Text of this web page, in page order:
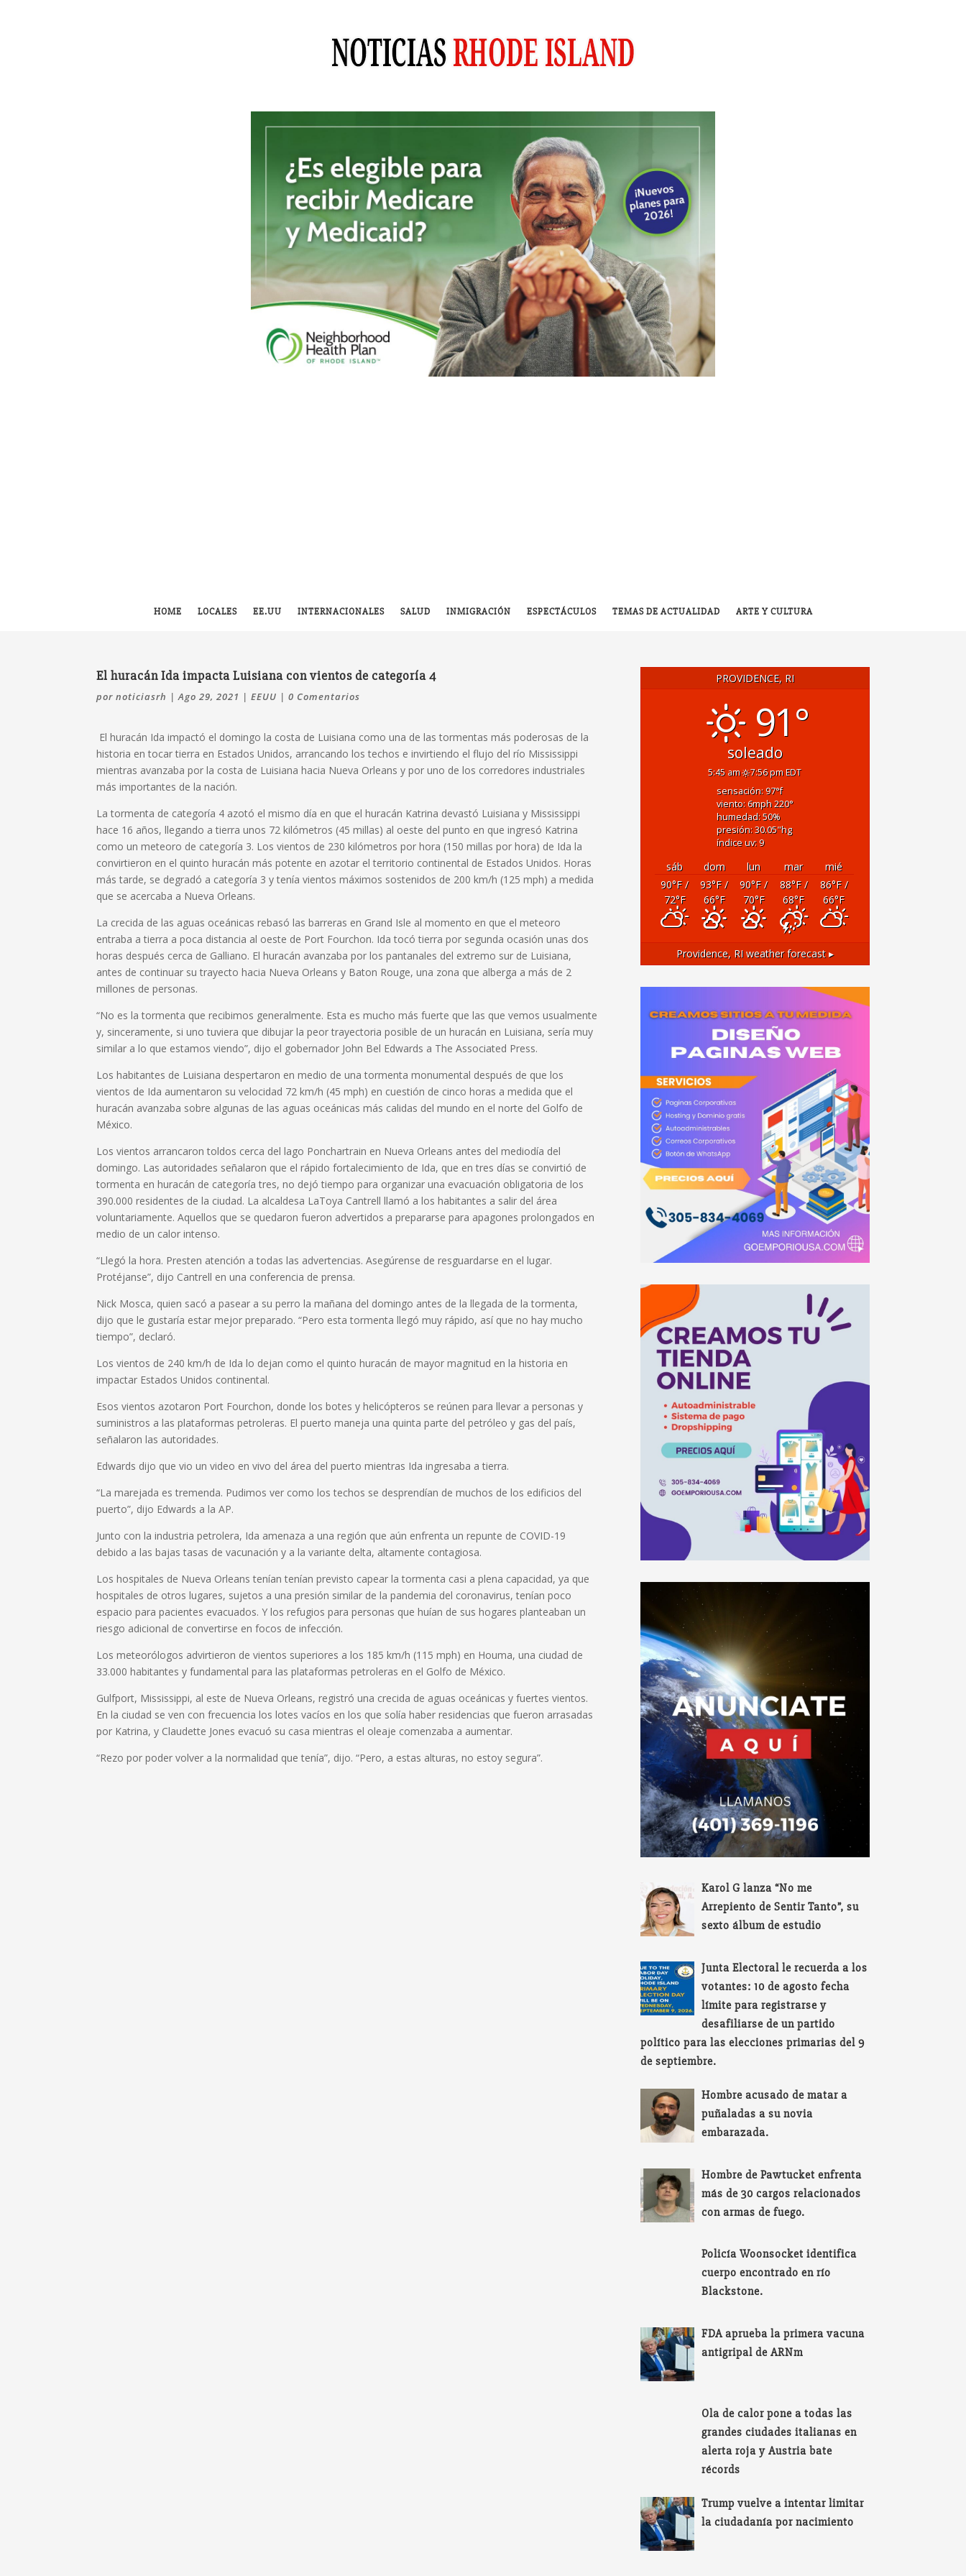
HOME LOCALES EE.UU INTERNACIONALES SALUD INMIGRACIÓN ESPECTÁCULOS TEMAS DE ACTUALIDAD ARTE Y CULTURA
El huracán Ida impacta Luisiana con vientos de categoría 4
pornoticiasrh |Ago 29, 2021 |EEUU |0 Comentarios
El huracán Ida impactó el domingo la costa de Luisiana como una de las tormentas más poderosas de la
historia en tocar tierra en Estados Unidos, arrancando los techos e invirtiendo el flujo del río Mississippi
mientras avanzaba por la costa de Luisiana hacia Nueva Orleans y por uno de los corredores industriales
más importantes de la nación.
La tormenta de categoría 4 azotó el mismo día en que el huracán Katrina devastó Luisiana y Mississippi
hace 16 años, llegando a tierra unos 72 kilómetros (45 millas) al oeste del punto en que ingresó Katrina
como un meteoro de categoría 3. Los vientos de 230 kilómetros por hora (150 millas por hora) de Ida la
convirtieron en el quinto huracán más potente en azotar el territorio continental de Estados Unidos. Horas
más tarde, se degradó a categoría 3 y tenía vientos máximos sostenidos de 200 km/h (125 mph) a medida
que se acercaba a Nueva Orleans.
La crecida de las aguas oceánicas rebasó las barreras en Grand Isle al momento en que el meteoro
entraba a tierra a poca distancia al oeste de Port Fourchon. Ida tocó tierra por segunda ocasión unas dos
horas después cerca de Galliano. El huracán avanzaba por los pantanales del extremo sur de Luisiana,
antes de continuar su trayecto hacia Nueva Orleans y Baton Rouge, una zona que alberga a más de 2
millones de personas.
“No es la tormenta que recibimos generalmente. Esta es mucho más fuerte que las que vemos usualmente
y, sinceramente, si uno tuviera que dibujar la peor trayectoria posible de un huracán en Luisiana, sería muy
similar a lo que estamos viendo”, dijo el gobernador John Bel Edwards a The Associated Press.
Los habitantes de Luisiana despertaron en medio de una tormenta monumental después de que los
vientos de Ida aumentaron su velocidad 72 km/h (45 mph) en cuestión de cinco horas a medida que el
huracán avanzaba sobre algunas de las aguas oceánicas más calidas del mundo en el norte del Golfo de
México.
Los vientos arrancaron toldos cerca del lago Ponchartrain en Nueva Orleans antes del mediodía del
domingo. Las autoridades señalaron que el rápido fortalecimiento de Ida, que en tres días se convirtió de
tormenta en huracán de categoría tres, no dejó tiempo para organizar una evacuación obligatoria de los
390.000 residentes de la ciudad. La alcaldesa LaToya Cantrell llamó a los habitantes a salir del área
voluntariamente. Aquellos que se quedaron fueron advertidos a prepararse para apagones prolongados en
medio de un calor intenso.
“Llegó la hora. Presten atención a todas las advertencias. Asegúrense de resguardarse en el lugar.
Protéjanse”, dijo Cantrell en una conferencia de prensa.
Nick Mosca, quien sacó a pasear a su perro la mañana del domingo antes de la llegada de la tormenta,
dijo que le gustaría estar mejor preparado. “Pero esta tormenta llegó muy rápido, así que no hay mucho
tiempo”, declaró.
Los vientos de 240 km/h de Ida lo dejan como el quinto huracán de mayor magnitud en la historia en
impactar Estados Unidos continental.
Esos vientos azotaron Port Fourchon, donde los botes y helicópteros se reúnen para llevar a personas y
suministros a las plataformas petroleras. El puerto maneja una quinta parte del petróleo y gas del país,
señalaron las autoridades.
Edwards dijo que vio un video en vivo del área del puerto mientras Ida ingresaba a tierra.
“La marejada es tremenda. Pudimos ver como los techos se desprendían de muchos de los edificios del
puerto”, dijo Edwards a la AP.
Junto con la industria petrolera, Ida amenaza a una región que aún enfrenta un repunte de COVID-19
debido a las bajas tasas de vacunación y a la variante delta, altamente contagiosa.
Los hospitales de Nueva Orleans tenían tenían previsto capear la tormenta casi a plena capacidad, ya que
hospitales de otros lugares, sujetos a una presión similar de la pandemia del coronavirus, tenían poco
espacio para pacientes evacuados. Y los refugios para personas que huían de sus hogares planteaban un
riesgo adicional de convertirse en focos de infección.
Los meteorólogos advirtieron de vientos superiores a los 185 km/h (115 mph) en Houma, una ciudad de
33.000 habitantes y fundamental para las plataformas petroleras en el Golfo de México.
Gulfport, Mississippi, al este de Nueva Orleans, registró una crecida de aguas oceánicas y fuertes vientos.
En la ciudad se ven con frecuencia los lotes vacíos en los que solía haber residencias que fueron arrasadas
por Katrina, y Claudette Jones evacuó su casa mientras el oleaje comenzaba a aumentar.
“Rezo por poder volver a la normalidad que tenía”, dijo. “Pero, a estas alturas, no estoy segura”.
PROVIDENCE, RI
91°
soleado
5:45 am 7:56 pm EDT
sensación: 97°f
viento: 6mph220°
humedad: 50%
presión: 30.05"hg
índice uv: 9
sáb dom lun mar
mié
90°F/
72°F
93°F/
66°F
90°F/
70°F
88°F/
68°F
86°F/
66°F
Providence, RIweather forecast ▸
Karol G lanza “No me
Arrepiento de Sentir Tanto”, su
sexto álbum de estudio
Junta Electoral le recuerda a los
votantes: 10 de agosto fecha
límite para registrarse y
desafiliarse de un partido
político para las elecciones primarias del 9
de septiembre.
Hombre acusado de matar a
puñaladas a su novia
embarazada.
Hombre de Pawtucket enfrenta
más de 30 cargos relacionados
con armas de fuego.
Policía Woonsocket identifica
cuerpo encontrado en río
Blackstone.
FDA aprueba la primera vacuna
antigripal de ARNm
Ola de calor pone a todas las
grandes ciudades italianas en
alerta roja y Austria bate
récords
Trump vuelve a intentar limitar
la ciudadanía por nacimiento